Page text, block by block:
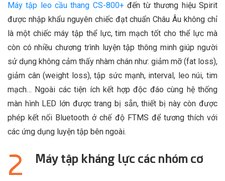
Máy tập leo cầu thang CS-800+đến từ thương hiệu Spirit
được nhập khẩu nguyên chiếc đạt chuẩn Châu Âu không chỉ
là một chiếc máy tập thể lực, tim mạch tốt cho thể lực mà
còn có nhiều chương trình luyện tập thông minh giúp người
sử dụng không cảm thấy nhàm chán như: giảm mỡ (fat loss),
giảm cân (weight loss), tập sức mạnh, interval, leo núi, tim
mạch… Ngoài các tiện ích kết hợp độc đáo cùng hệ thống
màn hình LED lớn được trang bị sẵn, thiết bị này còn được
phép kết nối Bluetooth ở chế độ FTMS để tương thích với
các ứng dụng luyện tập bên ngoài.
Máy tập kháng lực các nhóm cơ